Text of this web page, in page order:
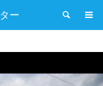
ー 検索